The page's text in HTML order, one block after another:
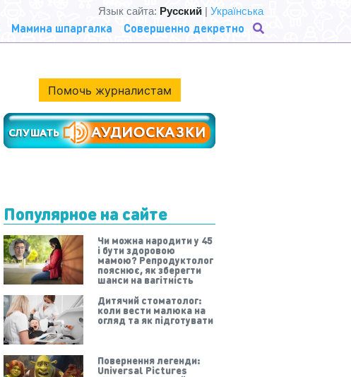
Мамина шпаргалка Совершенно декретно
Язык сайта: Русский | Українська
Помочь журналистам
Популярное на сайте
Чи можна народити у 45
і бути здоровою
мамою? Репродуктолог
пояснює, як зберегти
шанси на вагітність
Дитячий стоматолог:
коли вести малюка на
огляд та як підготувати
Повернення легенди:
Universal Pictures